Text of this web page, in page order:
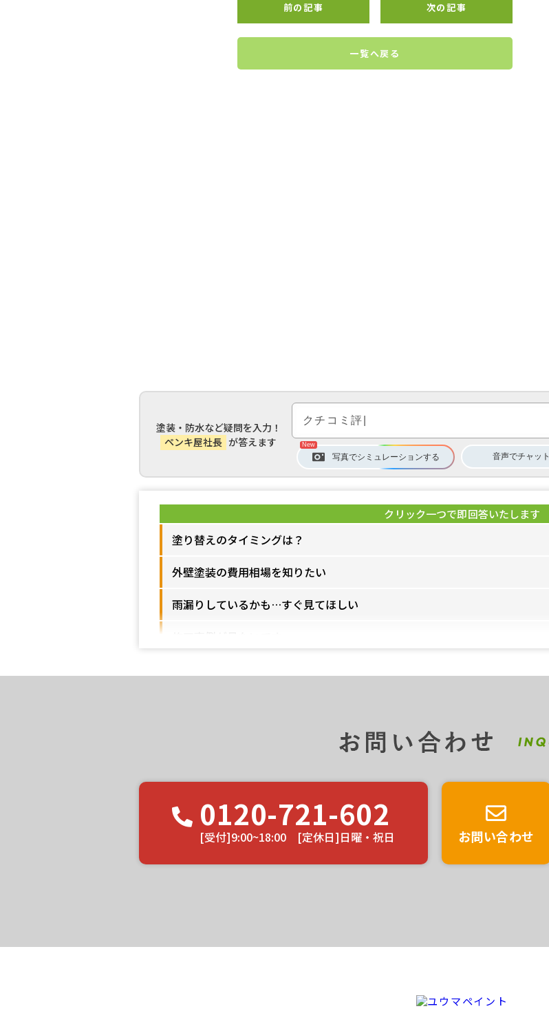
前の記事 次の記事
一覧へ戻る
塗装・防水など疑問を入力！
ペンキ屋社長 が答えます
写真でシミュレーションする 音声でチャット
塗り替えのタイミングは？
外壁塗装の費用相場を知りたい
雨漏りしているかも…すぐ見てほしい
0120-721-602
[受付]9:00~18:00 [定休日]日曜・祝日 お問い合わせ